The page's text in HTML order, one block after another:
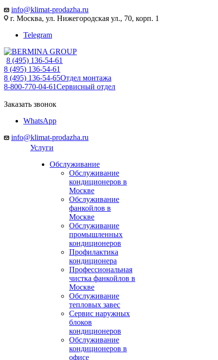
info@klimat-prodazha.ru
г. Москва, ул. Нижегородская ул., 70, корп. 1
Telegram
8 (495) 136-54-61
8 (495) 136-54-61
8 (495) 136-54-65Отдел монтажа
8-800-770-04-61Сервисный отдел
Заказать звонок
WhatsApp
info@klimat-prodazha.ru
Услуги
Обслуживание
Обслуживание
кондиционеров в
Москве
Обслуживание
фанкойлов в
Москве
Обслуживание
промышленных
кондиционеров
Профилактика
кондиционера
Профессиональная
чистка фанкойлов в
Москве
Обслуживание
тепловых завес
Сервис наружных
блоков
кондиционеров
Обслуживание
кондиционеров в
офисе